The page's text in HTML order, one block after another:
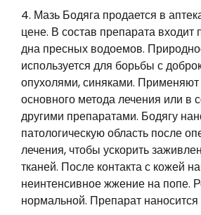
Мазь Бодяга продается в
цене. В состав препарата входит
дна пресных водоемов.
используется для борьбы с
опухолями, синяками. Применяют
основного метода лечения или в
другими препаратами. Бодягу
патологическую область после
лечения, чтобы ускорить
тканей. После контакта с кожей
неинтенсивное жжение на попе.
нормальной. Препарат наносится